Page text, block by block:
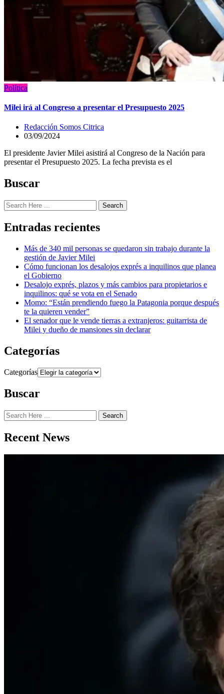
Política
Milei irá al Congreso a presentar el Presupuesto 2025
Redacción Somos Citrica
03/09/2024
El presidente Javier Milei asistirá al Congreso de la Nación para
presentar el Presupuesto 2025. La fecha prevista es el
Buscar
Search
Entradas recientes
Más de 340 mil personas se quedaron sin trabajo durante la
gestión de Javier Milei
Cómo funcionan los desalojos exprés a inquilinos que planea
el Gobierno
Desalojo exprés, plazos y más cambios para propietarios e
inquilinos: qué se vota en el Senado
Momo: “Están prendiendo fuego la Patagonia porque después
te la quieren vender”
El senador que le vende tierras a extranjeros: guitarrista de
Milei y dueño de mansiones sin declarar
Categorías
Categorías
Buscar
Search
Recent News